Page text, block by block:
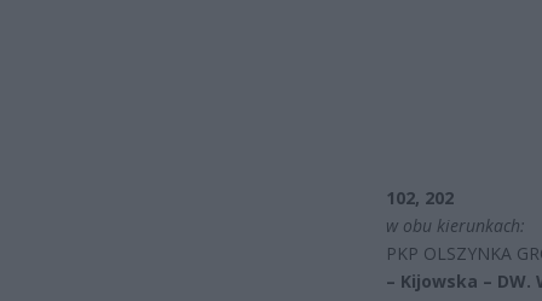
102, 202
w obu kierunkach:
PKP OLSZYNKA
– Kijowska – DW.